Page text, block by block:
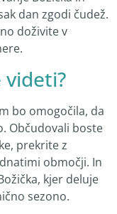
dan zgodi čudež.
doživite v
bo omogočila, da
Občudovali boste
prekrite z
območji. In
kjer deluje
sezono.